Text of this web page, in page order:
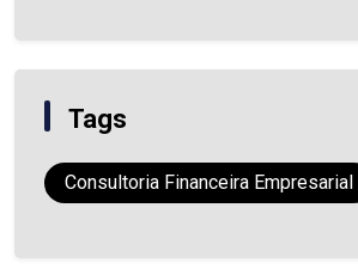
Tags
Consultoria Financeira Empresarial